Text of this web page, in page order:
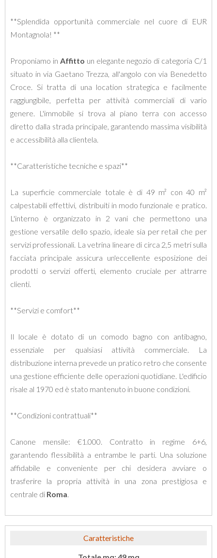
**Splendida opportunità commerciale nel cuore di EUR
Montagnola! **
Proponiamo in Affitto un elegante negozio di categoria C/1
situato in via Gaetano Trezza, all'angolo con via Benedetto
Croce. Si tratta di una location strategica e facilmente
raggiungibile, perfetta per attività commerciali di vario
genere. L'immobile si trova al piano terra con accesso
diretto dalla strada principale, garantendo massima visibilità
e accessibilità alla clientela.
**Caratteristiche tecniche e spazi**
La superficie commerciale totale è di 49 m² con 40 m²
calpestabili effettivi, distribuiti in modo funzionale e pratico.
L'interno è organizzato in 2 vani che permettono una
gestione versatile dello spazio, ideale sia per retail che per
servizi professionali. La vetrina lineare di circa 2,5 metri sulla
facciata principale assicura un'eccellente esposizione dei
prodotti o servizi offerti, elemento cruciale per attrarre
clienti.
**Servizi e comfort**
Il locale è dotato di un comodo bagno con antibagno,
essenziale per qualsiasi attività commerciale. La
distribuzione interna prevede un pratico retro che consente
una gestione efficiente delle operazioni quotidiane. L'edificio
risale al 1970 ed è stato mantenuto in buone condizioni.
**Condizioni contrattuali**
Canone mensile: €1.000. Contratto in regime 6+6,
garantendo flessibilità a entrambe le parti. Una soluzione
affidabile e conveniente per chi desidera avviare o
trasferire la propria attività in una zona prestigiosa e
centrale di Roma.
Caratteristiche